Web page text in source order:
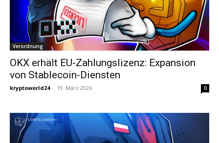
Verordnung
OKX erhält EU-Zahlungslizenz: Expansion
von Stablecoin-Diensten
kryptoworld24 - 19. März 2026 0